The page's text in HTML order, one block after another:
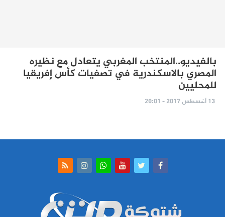
بالفيديو..المنتخب المغربي يتعادل مع نظيره
المصري بالاسكندرية في تصفيات كأس إفريقيا
للمحليين
13 أغسطس 2017 - 20:01